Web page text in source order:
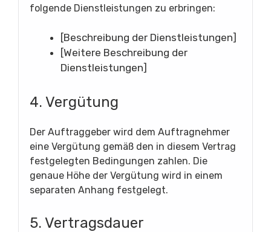
folgende Dienstleistungen zu erbringen:
[Beschreibung der Dienstleistungen]
[Weitere Beschreibung der
Dienstleistungen]
4. Vergütung
Der Auftraggeber wird dem Auftragnehmer
eine Vergütung gemäß den in diesem Vertrag
festgelegten Bedingungen zahlen. Die
genaue Höhe der Vergütung wird in einem
separaten Anhang festgelegt.
5. Vertragsdauer